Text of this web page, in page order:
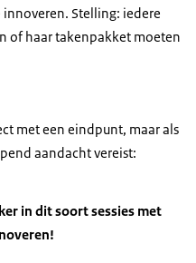
Stelling: iedere
of haar takenpakket moeten
met een eindpunt, maar als
aandacht vereist:
in dit soort sessies met